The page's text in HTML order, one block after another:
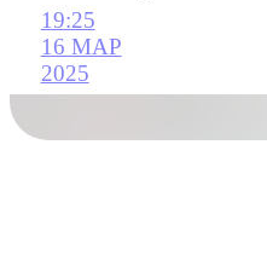
19:25
16 МАР
2025